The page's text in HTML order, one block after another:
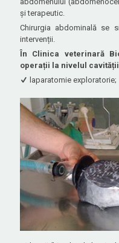
și terapeutic.
Chirurgia abdominală se
intervenții.
În Clinica veterinară
operații la nivelul
laparatomie exploratorie;